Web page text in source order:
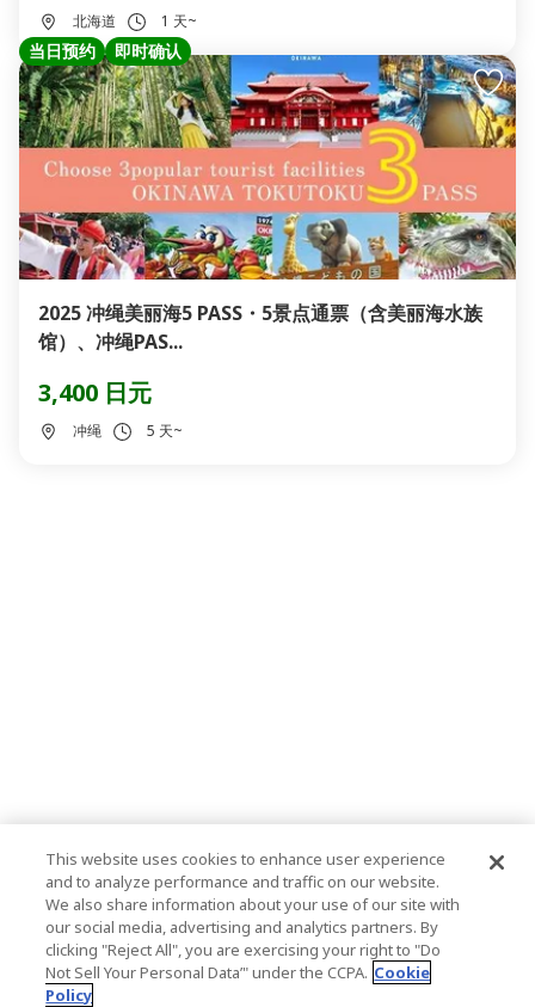
北海道 1 天~
当日预约 即时确认
2025 冲绳美丽海5 PASS・5景点通票（含美丽海水族
馆）、冲绳PAS...
3,400 日元
冲绳 5 天~
This website uses cookies to enhance user experience
and to analyze performance and traffic on our website.
We also share information about your use of our site with
our social media, advertising and analytics partners. By
clicking "Reject All", you are exercising your right to "Do
Not Sell Your Personal Data’" under the CCPA. Cookie
Policy